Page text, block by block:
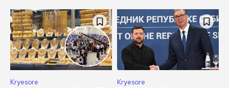
Kryesore Kryesore